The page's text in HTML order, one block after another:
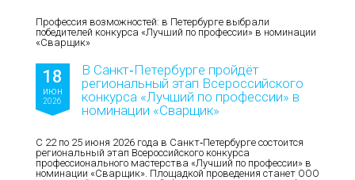
Профессия возможностей: в Петербурге выбрали
победителей конкурса «Лучший по профессии» в номинации
«Сварщик»
18
июн
2026
В Санкт‑Петербурге пройдёт
региональный этап Всероссийского
конкурса «Лучший по профессии» в
номинации «Сварщик»
С 22 по 25 июня 2026 года в Санкт‑Петербурге состоится
региональный этап Всероссийского конкурса
профессионального мастерства «Лучший по профессии» в
номинации «Сварщик». Площадкой проведения станет ООО